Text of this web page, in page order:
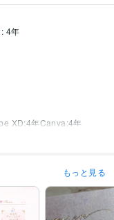
4年
XD:4年Canva:4年
ブロカスタマイズ】 【li
【バナー・ヘッダー画
ル】 【Instagram投稿
もっと見る